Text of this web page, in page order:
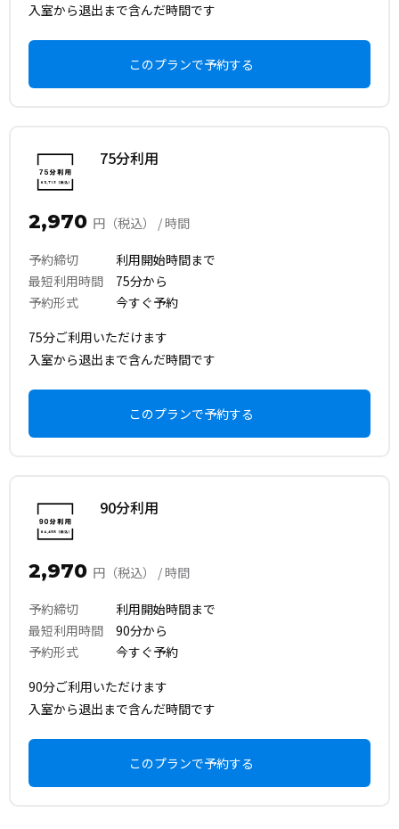
入室から退出まで含んだ時間です
このプランで予約する
75分利用
2,970 円（税込） / 時間
予約締切 利用開始時間まで
最短利用時間 75分から
予約形式 今すぐ予約
75分ご利用いただけます
入室から退出まで含んだ時間です
このプランで予約する
90分利用
2,970 円（税込） / 時間
予約締切 利用開始時間まで
最短利用時間 90分から
予約形式 今すぐ予約
90分ご利用いただけます
入室から退出まで含んだ時間です
このプランで予約する